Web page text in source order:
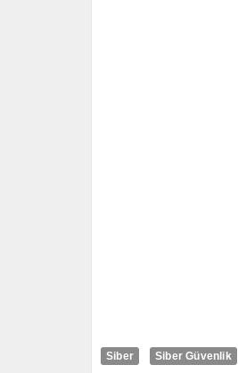
Siber Siber Güvenlik